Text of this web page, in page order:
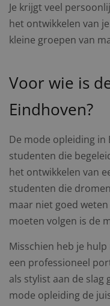
Je krijgt veel
het ontwikkelen van
kleine groepen van
Voor wie is
Eindhoven?
De mode opleiding in
studenten die
het ontwikkelen van
studenten die
maar niet goed
moeten volgen is de
Misschien heb je
een professioneel
als stylist aan de slag
mode opleiding de